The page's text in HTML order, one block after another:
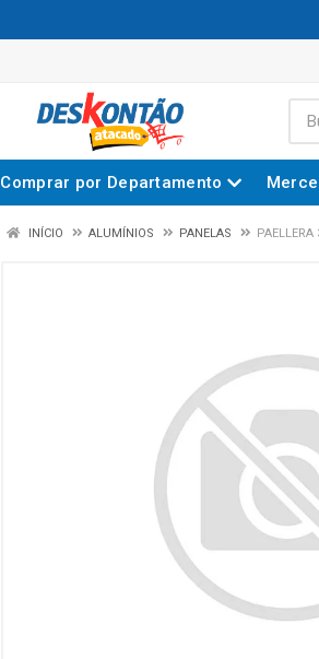
Comprar por Departamento
INÍCIO ALUMÍNIOS PANELAS